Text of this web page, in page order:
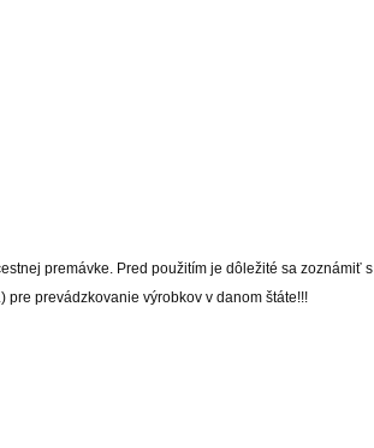
premávke. Pred použitím je dôležité sa zoznámiť s
pre prevádzkovanie výrobkov v danom štáte!!!